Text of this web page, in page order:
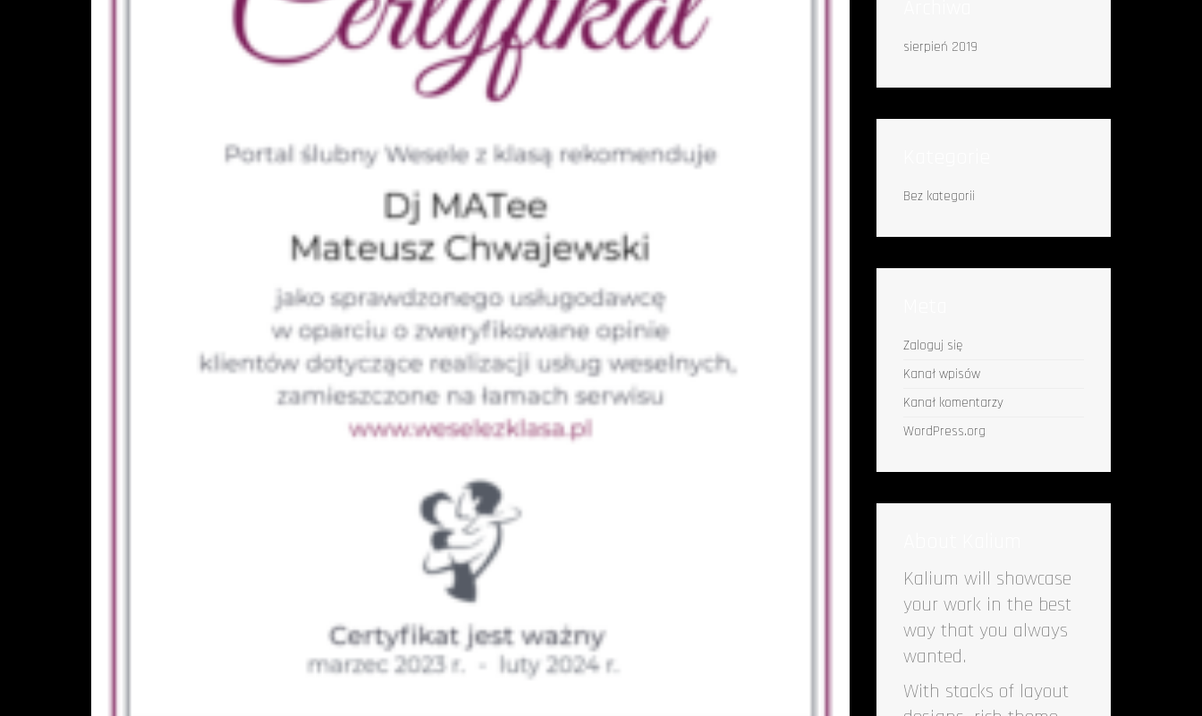
sierpień 2019
Bez kategorii
Zaloguj się
Kanał wpisów
Kanał komentarzy
WordPress.org
Kalium will showcase
your work in the best
way that you always
wanted.
With stacks of layout